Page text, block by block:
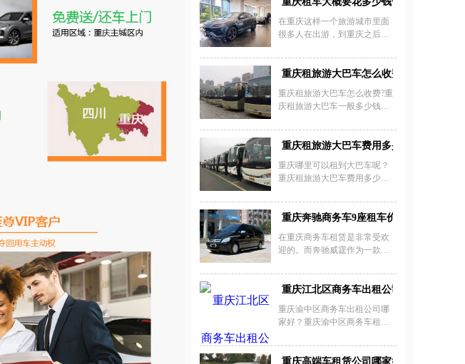
元，司机都是经验丰富、服务
优质。宾利飞驰等超豪华车日
司（023 - 45616290）车辆维护
良好，司机专业，在重庆 T2 航
站楼租车豪车租司机服务上有
出行需求，欢迎来电咨询预
订。
在重庆这样一个旅游城市里面
很多人在出游，到重庆之后为
辆车，这样租车公司自然不
少。可是怎么来重庆租车是需
租车费用不便宜，如果找到的
公司不够好的话，更有各种陷
天？
重庆租旅游大巴车怎么收费？
重庆租旅游大巴车怎么收费?重
庆租旅游大巴车一般多少钱一
游大巴车价格是按照车型来定
价的，不同的车型，日租金价
日租金越贵，同时租大巴车价
格也跟你跑什么地方也有关
方相对来说，价格就会更贵
点，
重庆租旅游大巴车费用多少
重庆哪里可以租到大巴车呢？
重庆租旅游大巴车费用多少？
重庆租旅游大巴车服务，价格
均对公道，从800元/天到2800
少钱，需要根据你挑选的车
型、等级来确定具体的用车价
重庆奔驰商务车9座租车价格一天多少钱
在重庆商务车租赁是非常受欢
迎的。而奔驰威霆作为一款高
面子足;再加上9座的座位，大大
满足了团体出行的需求。那么
天多少钱？c重庆租车公司提供
奔驰商务租赁，重庆商务车租
重庆江北区商务车出租公司_重庆江北区
重庆渝中区商务车出租公司哪
家好？重庆渝中区商务车租车
车租赁多少钱一天？重庆租车
公司为包括渝中区在内的重庆
重庆高端车租赁公司哪家好？